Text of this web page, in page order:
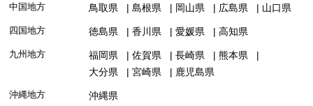
中国地方 鳥取県 島根県 岡山県 広島県 山口県
四国地方 徳島県 香川県 愛媛県 高知県
九州地方 福岡県 佐賀県 長崎県
熊本県
大分県
宮崎県 鹿児島県
沖縄地方 沖縄県